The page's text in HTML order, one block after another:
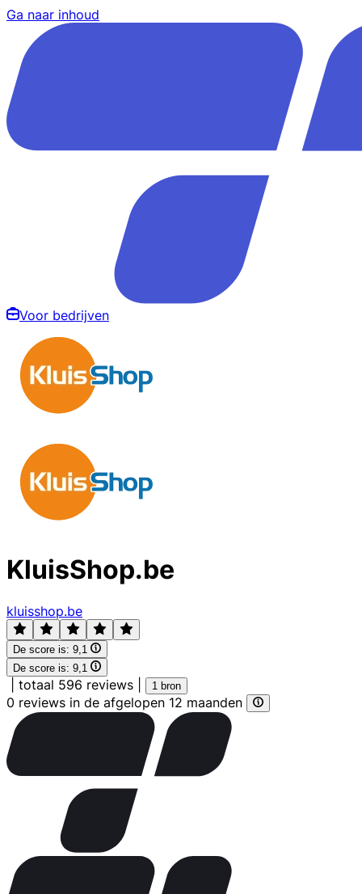
Ga naar inhoud
Voor bedrijven
KluisShop.be
kluisshop.be
De score is: 9,1
De score is: 9,1
totaal 596 reviews 1 bron
0 reviews in de afgelopen 12 maanden